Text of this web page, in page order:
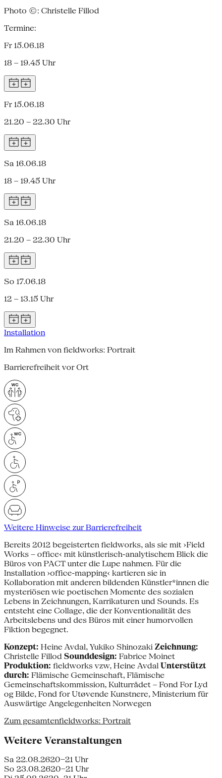
Photo ©: Christelle Fillod
Termine:
Fr 15.06.18
18 – 19.45 Uhr
Fr 15.06.18
21.20 – 22.30 Uhr
Sa 16.06.18
18 – 19.45 Uhr
Sa 16.06.18
21.20 – 22.30 Uhr
So 17.06.18
12 – 13.15 Uhr
Installation
Im Rahmen von fieldworks: Portrait
Barrierefreiheit vor Ort
Weitere Hinweise zur Barrierefreiheit
Bereits 2012 begeisterten fieldworks, als sie mit ›Field
Works – office‹ mit künstlerisch-analytischem Blick die
Büros von PACT unter die Lupe nahmen. Für die
Installation ›office-mapping‹ kartieren sie in
Kollaboration mit anderen bildenden Künstler*innen die
mysteriösen wie poetischen Momente des sozialen
Lebens in Zeichnungen, Karrikaturen und Sounds. Es
entsteht eine Collage, die der Konventionalität des
Arbeitslebens und des Büros mit einer humorvollen
Fiktion begegnet.
Konzept: Heine Avdal, Yukiko Shinozaki Zeichnung:
Christelle Fillod Sounddesign: Fabrice Moinet
Produktion: fieldworks vzw, Heine Avdal Unterstützt
durch: Flämische Gemeinschaft, Flämische
Gemeinschaftskommission, Kulturrådet – Fond For Lyd
og Bilde, Fond for Utøvende Kunstnere, Ministerium für
Auswärtige Angelegenheiten Norwegen
Zum gesamtenfieldworks: Portrait
Weitere Veranstaltungen
Sa 22.08.2620–21 Uhr
So 23.08.2620–21 Uhr